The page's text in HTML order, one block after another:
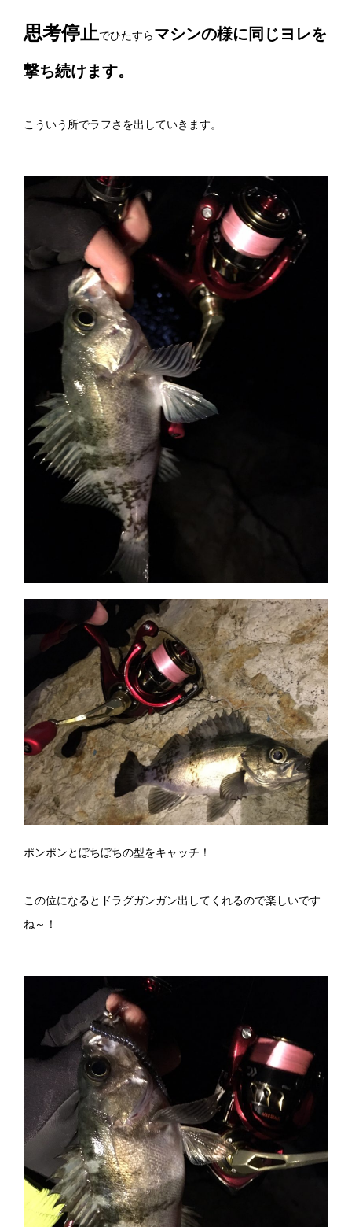
思考停止でひたすらマシンの様に同じヨレを
撃ち続けます。
こういう所でラフさを出していきます。
ポンポンとぼちぼちの型をキャッチ！
この位になるとドラグガンガン出してくれるので楽しいです
ね～！